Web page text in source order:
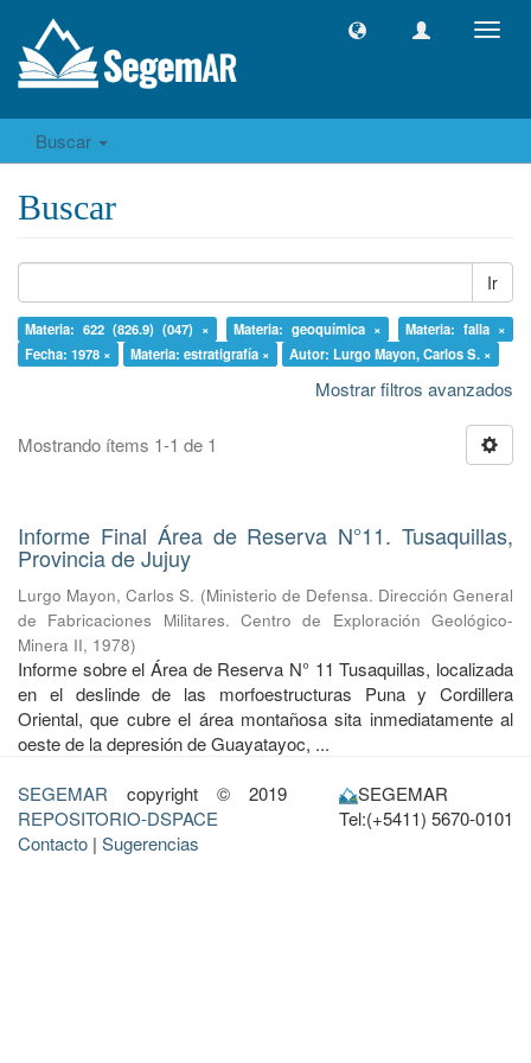
Buscar
Buscar
Ir
Materia: 622 (826.9) (047) × Materia: geoquímica ×
Materia: falla ×
Fecha: 1978 ×
Materia: estratigrafía × Autor: Lurgo Mayon, Carlos S. ×
Mostrar filtros avanzados
Mostrando ítems 1-1 de 1
Informe Final Área de Reserva N°11. Tusaquillas,
Provincia de Jujuy
Lurgo Mayon, Carlos S. (Ministerio de Defensa. Dirección General
de Fabricaciones Militares. Centro de Exploración Geológico-
Minera II, 1978)
Informe sobre el Área de Reserva N° 11 Tusaquillas, localizada
en el deslinde de las morfoestructuras Puna y Cordillera
Oriental, que cubre el área montañosa sita inmediatamente al
oeste de la depresión de Guayatayoc, ...
SEGEMAR copyright © 2019
REPOSITORIO-DSPACE
Contacto | Sugerencias
SEGEMAR
Tel:(+5411) 5670-0101